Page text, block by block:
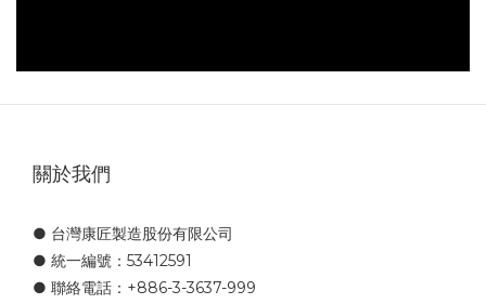
關於我們
● 台灣康匠製造股份有限公司
● 統一編號：53412591
● 聯絡電話：+886-3-3637-999